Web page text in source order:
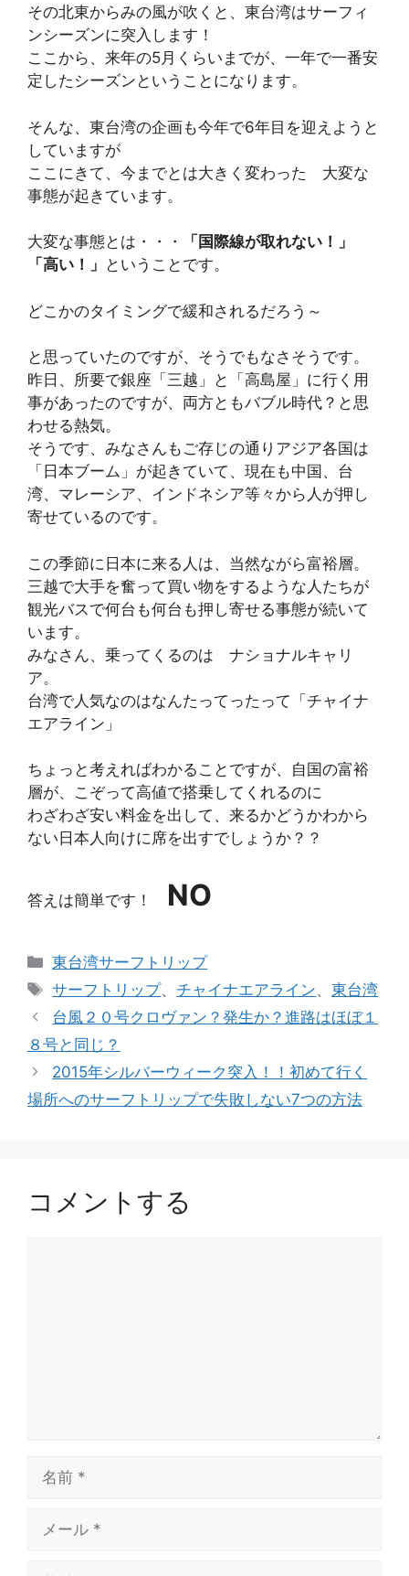
その北東からみの風が吹くと、東台湾はサーフィ
ンシーズンに突入します！
ここから、来年の5月くらいまでが、一年で一番安
定したシーズンということになります。
そんな、東台湾の企画も今年で6年目を迎えようと
していますが
ここにきて、今までとは大きく変わった 大変な
事態が起きています。
大変な事態とは・・・
「国際線が取れない！」
「高い！」 ということです。
どこかのタイミングで緩和されるだろう～
と思っていたのですが、そうでもなさそうです。
昨日、所要で銀座「三越」と「高島屋」に行く用
事があったのですが、両方ともバブル時代？と思
わせる熱気。
そうです、みなさんもご存じの通りアジア各国は
「日本ブーム」が起きていて、現在も中国、台
湾、マレーシア、インドネシア等々から人が押し
寄せているのです。
この季節に日本に来る人は、当然ながら富裕層。
三越で大手を奮って買い物をするような人たちが
観光バスで何台も何台も押し寄せる事態が続いて
います。
みなさん、乗ってくるのは ナショナルキャリ
ア。
台湾で人気なのはなんたってったって「チャイナ
エアライン」
ちょっと考えればわかることですが、自国の富裕
層が、こぞって高値で搭乗してくれるのに
わざわざ安い料金を出して、来るかどうかわから
ない日本人向けに席を出すでしょうか？？
答えは簡単です！ NO
カ
テ
ゴ
リ
ー
東台湾サーフトリップ
タ
グ
サーフトリップ、 チャイナエアライン、東台湾
台風２０号クロヴァン？発生か？進路はほぼ１
８号と同じ？
2015年シルバーウィーク突入！！初めて行く
場所へのサーフトリップで失敗しない7つの方法
コメントする